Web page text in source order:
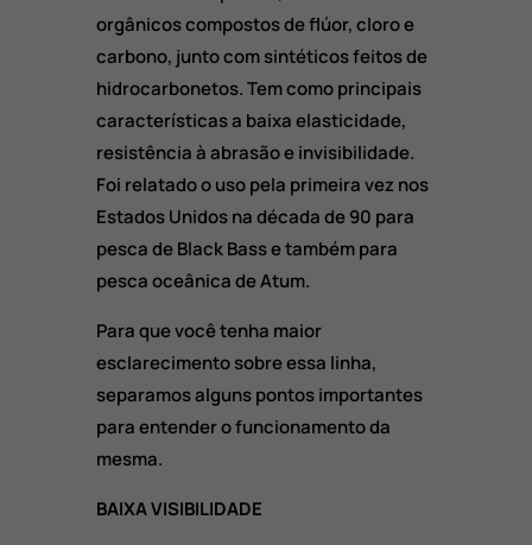
orgânicos compostos de flúor, cloro e
carbono, junto com sintéticos feitos de
hidrocarbonetos. Tem como principais
características a baixa elasticidade,
resistência à abrasão e invisibilidade.
Foi relatado o uso pela primeira vez nos
Estados Unidos na década de 90 para
pesca de Black Bass e também para
pesca oceânica de Atum.
Para que você tenha maior
esclarecimento sobre essa linha,
separamos alguns pontos importantes
para entender o funcionamento da
mesma.
BAIXA VISIBILIDADE